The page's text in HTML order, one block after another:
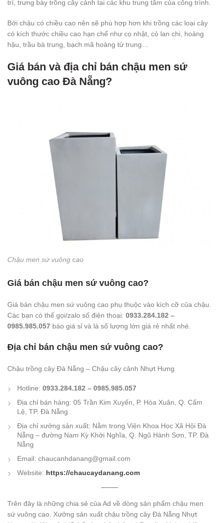
trí, trưng bày trồng cây cảnh tại các khu trung tâm của công trình.
Bởi chậu có chiều cao nên sẽ phù hợp hơn khi trồng các loại cây
có kích thước chiều cao hạn chế như cọ nhật, cỏ lan chi, hoàng
hậu, trầu bà trung, bạch mã hoàng tử trung…
Giá bán và địa chỉ bán chậu men sứ
vuông cao Đà Nẵng?
Chậu men sứ vuông cao
Giá bán chậu men sứ vuông cao?
Giá bán chậu men sứ vuông cao phụ thuộc vào kích cỡ của chậu.
Các bạn có thể gọi/zalo số điện thoại: 0933.284.182 –
0985.985.057 báo giá sỉ và là số lượng lớn giá rẻ nhất nhé.
Địa chỉ bán chậu men sứ vuông cao?
Chậu trồng cây Đà Nẵng – Chậu cây cảnh Nhựt Hưng
Hotline: 0933.284.182 – 0985.985.057
Địa chỉ bán hàng: 05 Trần Kim Xuyến, P. Hòa Xuân, Q. Cẩm
Lệ, TP. Đà Nẵng
Địa chỉ xưởng sản xuất: Nằm trong Viện Khoa Học Xã Hội Đà
Nẵng – đường Nam Kỳ Khởi Nghĩa, Q. Ngũ Hành Sơn, TP. Đà
Nẵng
Email: chaucanhdanang@gmail.com
Website: https://chaucaydanang.com
Trên đây là những chia sẻ của Ad về dòng sản phẩm chậu men
sứ vuông cao. Xưởng sản xuất chậu trồng cây Đà Nẵng Nhựt